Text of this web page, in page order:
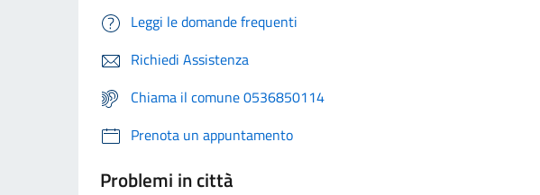
Leggi le domande frequenti
Richiedi Assistenza
Chiama il comune 0536850114
Prenota un appuntamento
Problemi in città